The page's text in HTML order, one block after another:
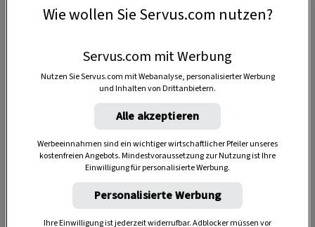
Anzeige
Wie wollen Sie Servus.com nutzen?
Servus.com mit Werbung
Nutzen Sie Servus.com mit Webanalyse, personalisierter Werbung
und Inhalten von Drittanbietern.
Alle akzeptieren
Werbeeinnahmen sind ein wichtiger wirtschaftlicher Pfeiler unseres
kostenfreien Angebots. Mindestvoraussetzung zur Nutzung ist Ihre
Einwilligung für personalisierte Werbung.
Personalisierte Werbung
Ihre Einwilligung ist jederzeit widerrufbar. Adblocker müssen vor